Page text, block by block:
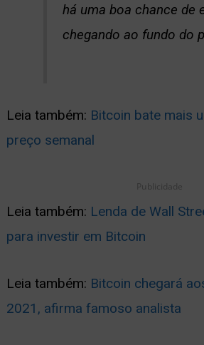
há uma boa chance de
chegando ao fundo do
Leia também: Bitcoin bate mais
preço semanal
Publicidade
Leia também: Lenda de Wall
para investir em Bitcoin
Leia também: Bitcoin chegará
2021, afirma famoso analista